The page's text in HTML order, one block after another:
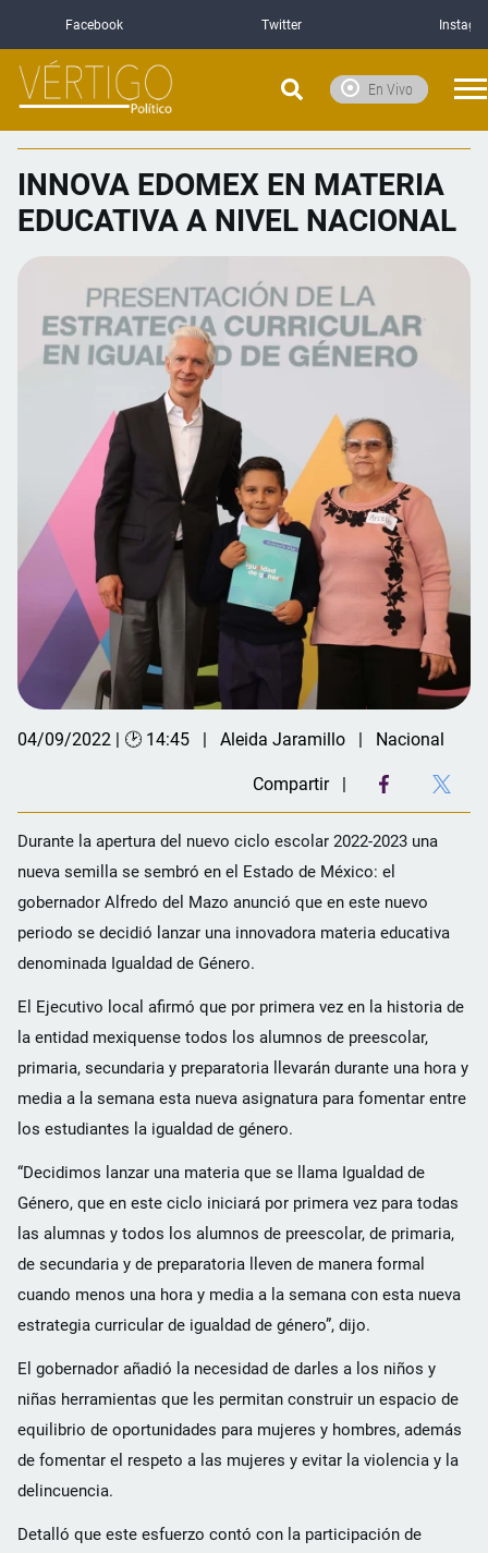
Facebook Twitter
En Vivo
INNOVA EDOMEX EN MATERIA
EDUCATIVA A NIVEL NACIONAL
04/09/2022 | 🕑 14:45 Aleida Jaramillo Nacional
Compartir
Durante la apertura del nuevo ciclo escolar 2022-2023 una
nueva semilla se sembró en el Estado de México: el
gobernador Alfredo del Mazo anunció que en este nuevo
periodo se decidió lanzar una innovadora materia educativa
denominada Igualdad de Género.
El Ejecutivo local afirmó que por primera vez en la historia de
la entidad mexiquense todos los alumnos de preescolar,
primaria, secundaria y preparatoria llevarán durante una hora y
media a la semana esta nueva asignatura para fomentar entre
los estudiantes la igualdad de género.
“Decidimos lanzar una materia que se llama Igualdad de
Género, que en este ciclo iniciará por primera vez para todas
las alumnas y todos los alumnos de preescolar, de primaria,
de secundaria y de preparatoria lleven de manera formal
cuando menos una hora y media a la semana con esta nueva
estrategia curricular de igualdad de género”, dijo.
El gobernador añadió la necesidad de darles a los niños y
niñas herramientas que les permitan construir un espacio de
equilibrio de oportunidades para mujeres y hombres, además
de fomentar el respeto a las mujeres y evitar la violencia y la
delincuencia.
Detalló que este esfuerzo contó con la participación de